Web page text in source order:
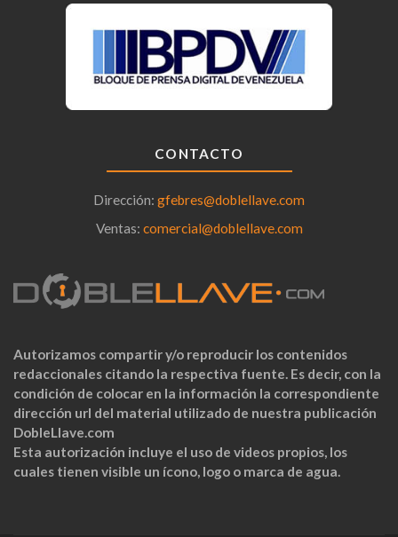
CONTACTO
Dirección: gfebres@doblellave.com
Ventas: comercial@doblellave.com
Autorizamos compartir y/o reproducir los contenidos
redaccionales citando la respectiva fuente. Es decir, con la
condición de colocar en la información la correspondiente
dirección url del material utilizado de nuestra publicación
DobleLlave.com
Esta autorización incluye el uso de videos propios, los
cuales tienen visible un ícono, logo o marca de agua.